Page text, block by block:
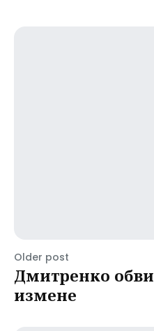
Older post
Дмитренко
измене